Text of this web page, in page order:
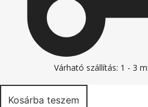
Várható szállítás: 1 - 3
Kosárba teszem